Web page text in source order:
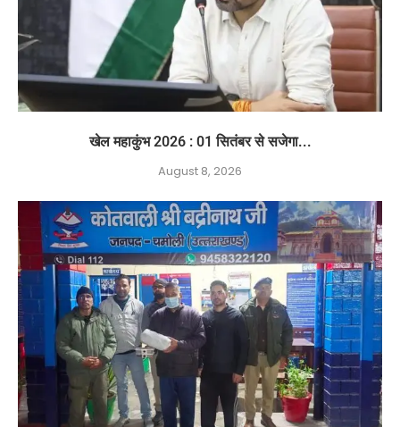
खेल महाकुंभ 2026 : 01 सितंबर से सजेगा...
August 8, 2026